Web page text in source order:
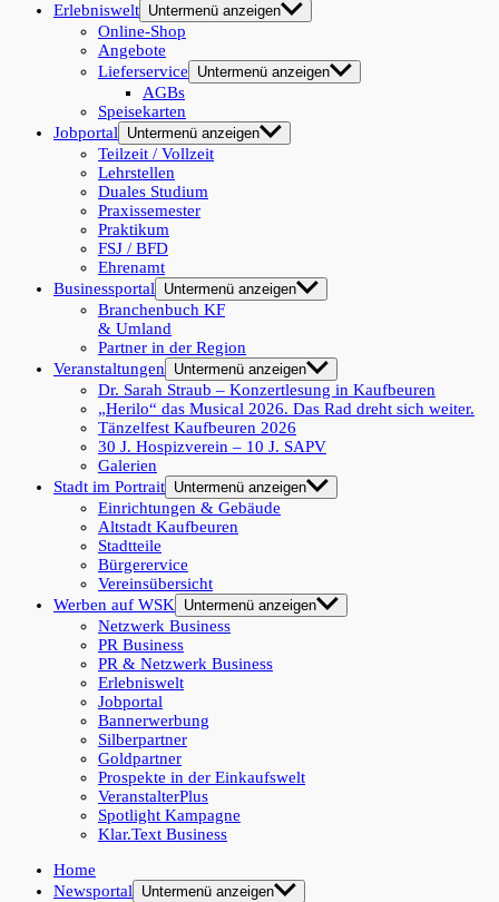
Erlebniswelt Untermenü anzeigen
Online-Shop
Angebote
Lieferservice
Untermenü anzeigen
AGBs
Speisekarten
Jobportal
Untermenü anzeigen
Teilzeit / Vollzeit
Lehrstellen
Duales Studium
Praxissemester
Praktikum
FSJ / BFD
Ehrenamt
Businessportal
Untermenü anzeigen
Branchenbuch KF
& Umland
Partner in der Region
Veranstaltungen
Untermenü anzeigen
Dr. Sarah Straub – Konzertlesung in Kaufbeuren
„Herilo“ das Musical 2026. Das Rad dreht sich weiter.
Tänzelfest Kaufbeuren 2026
30 J. Hospizverein – 10 J. SAPV
Galerien
Stadt im Portrait Untermenü anzeigen
Einrichtungen & Gebäude
Altstadt Kaufbeuren
Stadtteile
Bürgerervice
Vereinsübersicht
Werben auf WSK
Untermenü anzeigen
Netzwerk Business
PR Business
PR & Netzwerk Business
Erlebniswelt
Jobportal
Bannerwerbung
Silberpartner
Goldpartner
Prospekte in der Einkaufswelt
VeranstalterPlus
Spotlight Kampagne
Klar.Text Business
Home
Newsportal
Untermenü anzeigen